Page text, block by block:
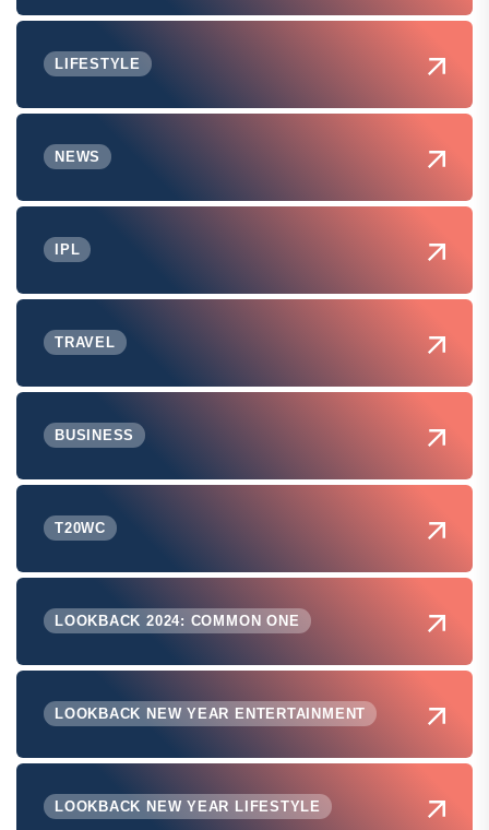
LIFESTYLE
NEWS
IPL
TRAVEL
BUSINESS
T20WC
LOOKBACK 2024: COMMON ONE
LOOKBACK NEW YEAR ENTERTAINMENT
LOOKBACK NEW YEAR LIFESTYLE